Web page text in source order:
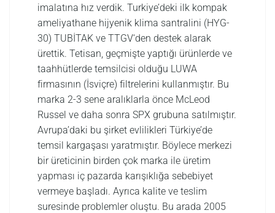
imalatına hız verdik. Turkiye’deki ilk kompak
ameliyathane hijyenik klima santralini (HYG-
30) TUBİTAK ve TTGV‘den destek alarak
ürettik. Tetisan, geçmişte yaptığı ürünlerde ve
taahhütlerde temsilcisi olduğu LUWA
firmasının (İsviçre) filtrelerini kullanmıştır. Bu
marka 2-3 sene aralıklarla önce McLeod
Russel ve daha sonra SPX grubuna satılmıştır.
Avrupa’daki bu şirket evlilikleri Türkiye’de
temsil kargaşası yaratmıştır. Böylece merkezi
bir üreticinin birden çok marka ile üretim
yapması iç pazarda karışıklığa sebebiyet
vermeye başladı. Ayrıca kalite ve teslim
suresinde problemler oluştu. Bu arada 2005